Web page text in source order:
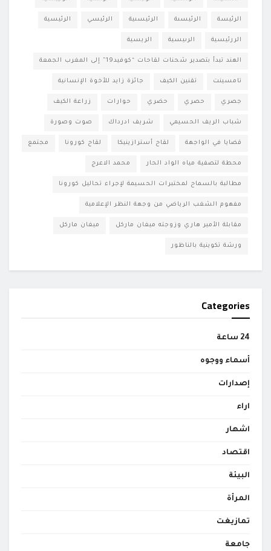
الرئيسة الرئيسىة الرئيسىية الرئيسي الرئيسية
الررئيسية الرىيسية الريسية
الهند تبدأ بتصدير شحنات لقاحات “كوفيد19” إلى المغرب الجمعة
تامسينت تقنين الكيف جائزة زايد للأخوة الإنسانية
جصري حصري حضري حوارات زراعة الكيف
شباب الريف الحسيمي شريف ادرداك صوت وصورة
قضايا في الواجهة لقاح أسترازينيكا لقاح كورونا مجتمع
محطة لتصفية مياه الواد الحار محمد الاعرج
مطالبة بالسماح لمختبرات الحسيمة لإجراء تحاليل كورونا
مفهوم الشغب الرياضي من وجهة النظر الإعلامية
مقابلة الأمير هاري وزوجته ميغان ماركل ميغان ماركل
ورشة تكوينية بالناظور
Categories
24 ساعة
أسماء ووجوه
إصدارات
اراء
اشهار
اقتصاد
البيئة
المرأة
تمازيغت
جامعة